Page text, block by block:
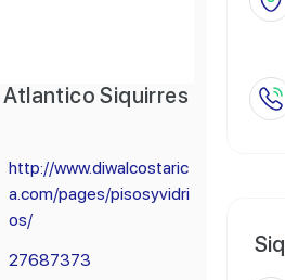
Atlantico Siquirres
http://www.diwalcostaric
a.com/pages/pisosyvidri
os/
27687373